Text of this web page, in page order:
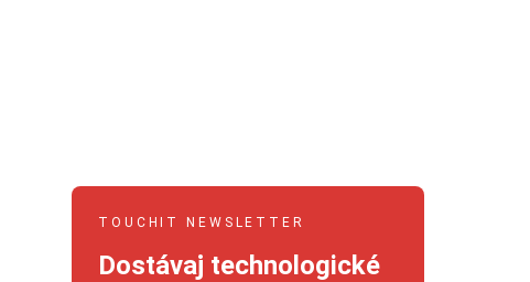
TOUCHIT NEWSLETTER
Dostávaj technologické